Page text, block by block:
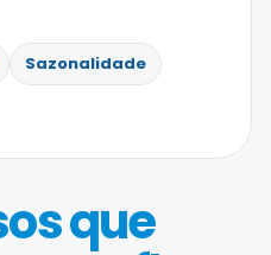
Sazonalidade
que